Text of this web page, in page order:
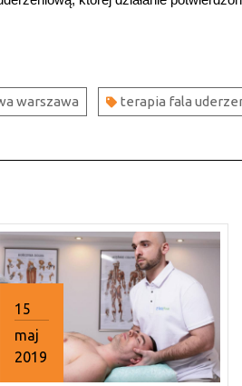
warszawa terapia fala
15
maj
2019